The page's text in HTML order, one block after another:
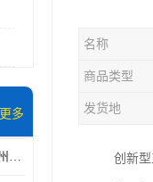
更多
质量管理实训教学方案 苏州质量管理实训 _京创智业
名称
商品类型
发货地
创新